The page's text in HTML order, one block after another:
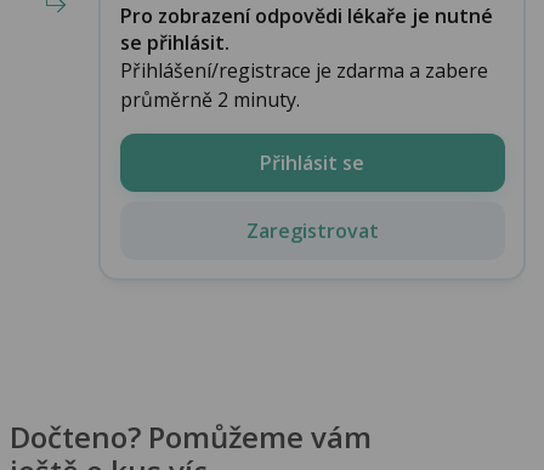
Pro zobrazení odpovědi lékaře je nutné
se přihlásit.
Přihlášení/registrace je zdarma a zabere
průměrně 2 minuty.
Přihlásit se
Zaregistrovat
Dočteno? Pomůžeme vám